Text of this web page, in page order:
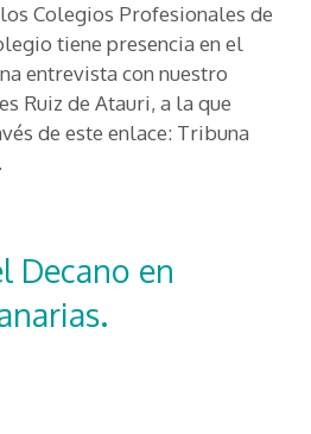
Colegios Profesionales de
tiene presencia en el
entrevista con nuestro
Ruiz de Atauri, a la que
de este enlace: Tribuna
Decano en